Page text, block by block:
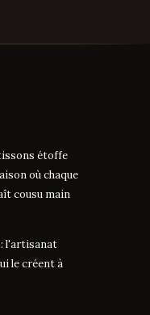
étoffe
où chaque
cousu main
: l'artisanat
le créent à